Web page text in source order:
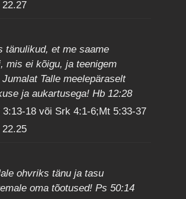
22.27
tänulikud, et me saame
mis ei kõigu, ja teenigem
Talle meelepäraselt
ja aukartusega! Hb 12:28
3:13-18 või Srk 4:1-6;Mt 5:33-37
22.25
ohvriks tänu ja tasu
oma tõotused! Ps 50:14